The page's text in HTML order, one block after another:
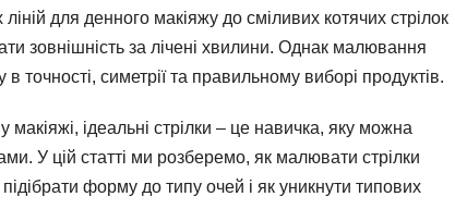
для денного макіяжу до сміливих котячих стрілок
зовнішність за лічені хвилини. Однак малювання
точності, симетрії та правильному виборі продуктів.
ідеальні стрілки – це навичка, яку можна
У цій статті ми розберемо, як малювати стрілки
форму до типу очей і як уникнути типових